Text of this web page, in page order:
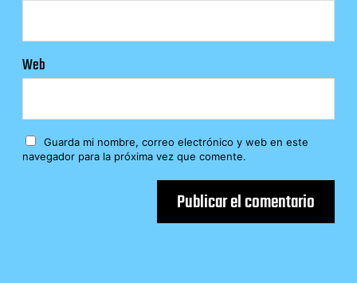
Web
Guarda mi nombre, correo electrónico y web en este
navegador para la próxima vez que comente.